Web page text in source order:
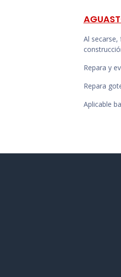
Al
Repara y
Repara
Aplicable